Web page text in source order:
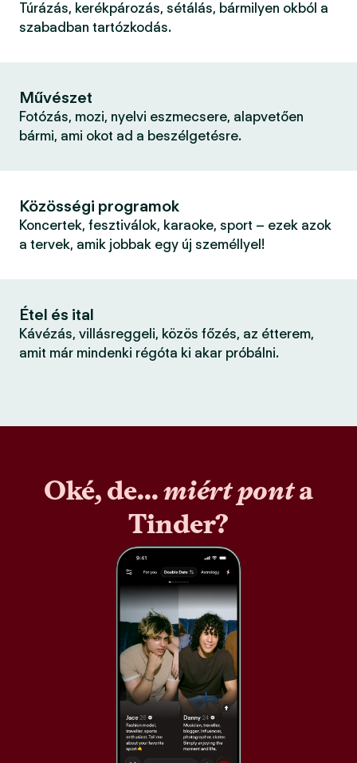
Túrázás, kerékpározás, sétálás, bármilyen okból a
szabadban tartózkodás.
Művészet
Fotózás, mozi, nyelvi eszmecsere, alapvetően
bármi, ami okot ad a beszélgetésre.
Közösségi programok
Koncertek, fesztiválok, karaoke, sport – ezek azok
a tervek, amik jobbak egy új személlyel!
Étel és ital
Kávézás, villásreggeli, közös főzés, az étterem,
amit már mindenki régóta ki akar próbálni.
Oké, de...miért ponta
Tinder?